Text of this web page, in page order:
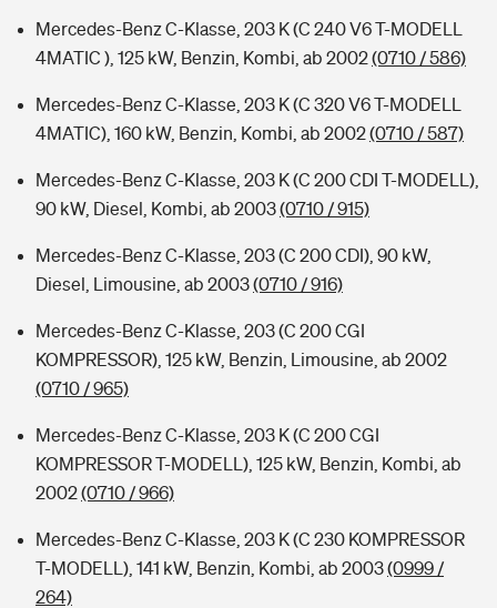
Mercedes-Benz C-Klasse, 203 K (C 240 V6 T-MODELL
4MATIC ), 125 kW, Benzin, Kombi, ab 2002(0710 / 586)
Mercedes-Benz C-Klasse, 203 K (C 320 V6 T-MODELL
4MATIC), 160 kW, Benzin, Kombi, ab 2002(0710 / 587)
Mercedes-Benz C-Klasse, 203 K (C 200 CDI T-MODELL),
90 kW, Diesel, Kombi, ab 2003(0710 / 915)
Mercedes-Benz C-Klasse, 203 (C 200 CDI), 90 kW,
Diesel, Limousine, ab 2003(0710 / 916)
Mercedes-Benz C-Klasse, 203 (C 200 CGI
KOMPRESSOR), 125 kW, Benzin, Limousine, ab 2002
(0710 / 965)
Mercedes-Benz C-Klasse, 203 K (C 200 CGI
KOMPRESSOR T-MODELL), 125 kW, Benzin, Kombi, ab
2002(0710 / 966)
Mercedes-Benz C-Klasse, 203 K (C 230 KOMPRESSOR
T-MODELL), 141 kW, Benzin, Kombi, ab 2003(0999 /
264)